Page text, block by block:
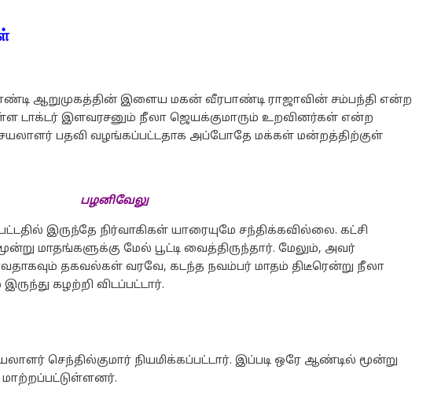
ஆறுமுகத்தின் இளைய மகன் வீரபாண்டி ராஜாவின் சம்பந்தி என்ற
டாக்டர் இளவரசனும் நீலா ஜெயக்குமாரும் உறவினர்கள் என்ற
பதவி வழங்கப்பட்டதாக அப்போதே மக்கள் மன்றத்திற்குள்
பழனிவேலு
இருந்தே நிர்வாகிகள் யாரையுமே சந்திக்கவில்லை. கட்சி
மாதங்களுக்கு மேல் பூட்டி வைத்திருந்தார். மேலும், அவர்
தகவல்கள் வரவே, கடந்த நவம்பர் மாதம் திடீரென்று நீலா
கழற்றி விடப்பட்டார்.
செந்தில்குமார் நியமிக்கப்பட்டார். இப்படி ஒரே ஆண்டில் மூன்று
மாற்றப்பட்டுள்ளனர்.